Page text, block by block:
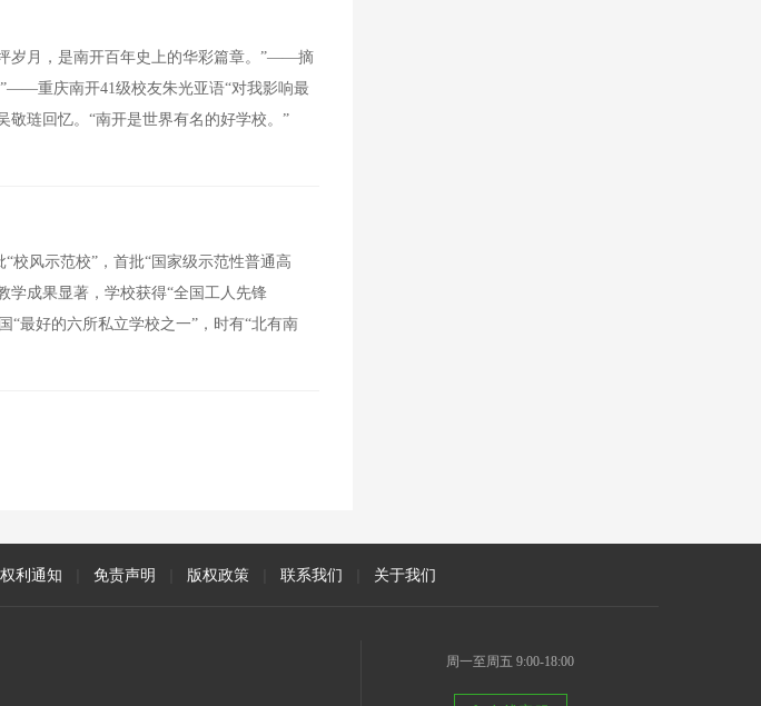
岁月，是南开百年史上的华彩篇章。”——摘
重庆南开41级校友朱光亚语“对我影响最
琏回忆。“南开是世界有名的好学校。”
校风示范校”，首批“国家级示范性普通高
学成果显著，学校获得“全国工人先锋
“最好的六所私立学校之一”，时有“北有南
权利通知 免责声明 版权政策 联系我们 关于我们
周一至周五 9:00-18:00